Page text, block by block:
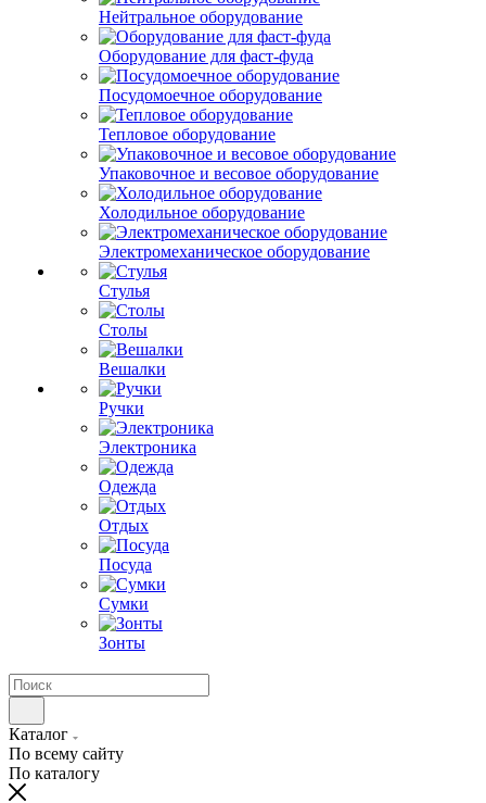
Нейтральное оборудование
Оборудование для фаст-фуда
Посудомоечное оборудование
Тепловое оборудование
Упаковочное и весовое оборудование
Холодильное оборудование
Электромеханическое оборудование
Стулья
Столы
Вешалки
Ручки
Электроника
Одежда
Отдых
Посуда
Сумки
Зонты
Каталог
По всему сайту
По каталогу